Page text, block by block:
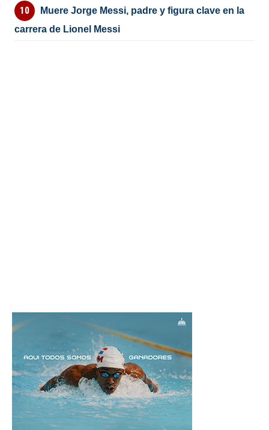
Muere Jorge Messi, padre y figura clave en la
carrera de Lionel Messi